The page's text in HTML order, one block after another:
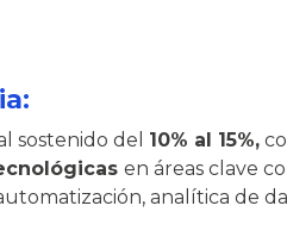
sostenido del 10% al 15%,
en áreas clave
analítica de